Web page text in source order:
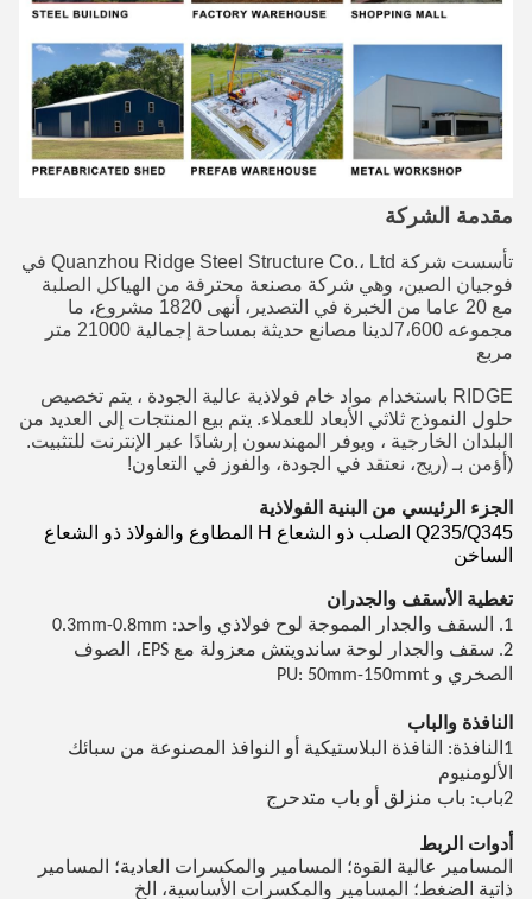
مقدمة الشركة
تأسست شركة Quanzhou Ridge Steel Structure Co.، Ltd في
فوجيان الصين، وهي شركة مصنعة محترفة من الهياكل الصلبة
مع 20 عاما من الخبرة في التصدير، أنهى 1820 مشروع، ما
مجموعه 7،600لدينا مصانع حديثة بمساحة إجمالية 21000 متر
مربع
RIDGE باستخدام مواد خام فولاذية عالية الجودة ، يتم تخصيص
حلول النموذج ثلاثي الأبعاد للعملاء. يتم بيع المنتجات إلى العديد من
البلدان الخارجية ، ويوفر المهندسون إرشادًا عبر الإنترنت للتثبيت.
(أؤمن بـ (ريج، نعتقد في الجودة، والفوز في التعاون!
الجزء الرئيسي من البنية الفولاذية
Q235/Q345 الصلب ذو الشعاع H المطاوع والفولاذ ذو الشعاع
الساخن
تغطية الأسقف والجدران
1. السقف والجدار المموجة لوح فولاذي واحد: 0.3mm-0.8mm
2. سقف والجدار لوحة ساندويتش معزولة مع EPS، الصوف
الصخري و PU: 50mm-150mmt
النافذة والباب
1النافذة: النافذة البلاستيكية أو النوافذ المصنوعة من سبائك
الألومنيوم
2باب: باب منزلق أو باب متدحرج
أدوات الربط
المسامير عالية القوة؛ المسامير والمكسرات العادية؛ المسامير
ذاتية الضغط؛ المسامير والمكسرات الأساسية، الخ